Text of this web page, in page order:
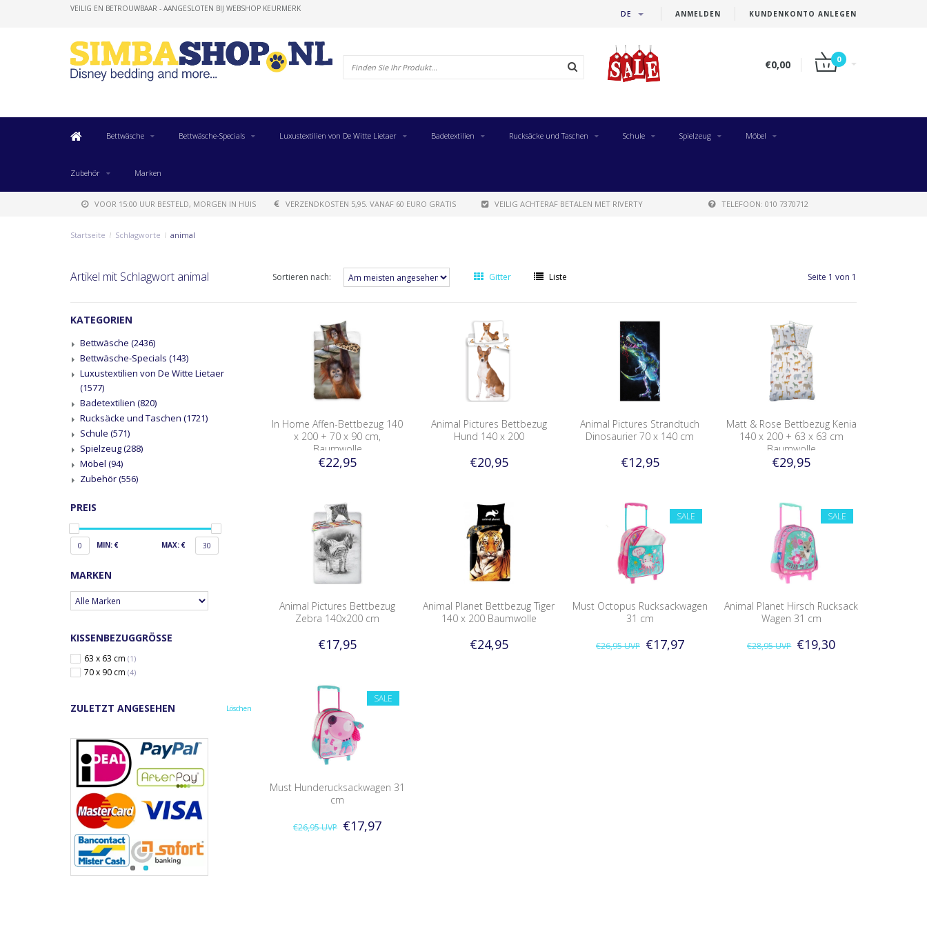
ANMELDEN KUNDENKONTO ANLEGEN
DE
VEILIG EN BETROUWBAAR - AANGESLOTEN BIJ WEBSHOP KEURMERK
€0,00 0
Bettwäsche Bettwäsche-Specials Luxustextilien von De Witte Lietaer Badetextilien Rucksäcke und Taschen Schule Spielzeug Möbel
Zubehör Marken
VOOR 15:00 UUR BESTELD, MORGEN IN HUIS VERZENDKOSTEN 5,95. VANAF 60 EURO GRATIS VEILIG ACHTERAF BETALEN MET RIVERTY TELEFOON: 010 7370712
Startseite / Schlagworte / animal
Artikel mit Schlagwort animal Sortieren nach: Gitter Liste Seite 1 von 1
KATEGORIEN
Bettwäsche (2436)
Bettwäsche-Specials (143)
Luxustextilien von De Witte Lietaer
(1577)
Badetextilien (820)
Rucksäcke und Taschen (1721)
Schule (571)
Spielzeug(288)
Möbel (94)
Zubehör(556)
PREIS
0 MIN: € MAX: € 30
MARKEN
KISSENBEZUGGRÖSSE
63 x 63 cm (1)
70 x 90 cm (4)
ZULETZT ANGESEHEN Löschen
In Home Affen-Bettbezug 140
x 200 + 70 x 90 cm,
Baumwolle
€22,95
Animal Pictures Bettbezug
Hund 140 x 200
€20,95
Animal Pictures Strandtuch
Dinosaurier 70 x 140 cm
€12,95
Matt & Rose Bettbezug Kenia
140 x 200 + 63 x 63 cm
Baumwolle
€29,95
Animal Pictures Bettbezug
Zebra 140x200 cm
€17,95
Animal Planet Bettbezug Tiger
140 x 200 Baumwolle
€24,95
SALE
Must Octopus Rucksackwagen
31 cm
€26,95UVP €17,97
SALE
Animal Planet Hirsch Rucksack
Wagen 31 cm
€28,95UVP €19,30
SALE
Must Hunderucksackwagen 31
cm
€26,95UVP €17,97